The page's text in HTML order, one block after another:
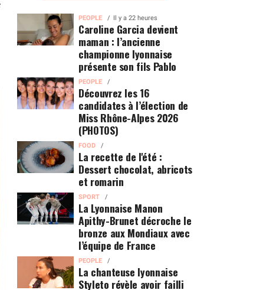
PEOPLE Il y a 22 heures
Caroline Garcia devient
maman : l’ancienne
championne lyonnaise
présente son fils Pablo
PEOPLE
Découvrez les 16
candidates à l’élection de
Miss Rhône-Alpes 2026
(PHOTOS)
FOOD
La recette de l'été :
Dessert chocolat, abricots
et romarin
SPORT
La Lyonnaise Manon
Apithy-Brunet décroche le
bronze aux Mondiaux avec
l’équipe de France
PEOPLE
La chanteuse lyonnaise
Styleto révèle avoir failli